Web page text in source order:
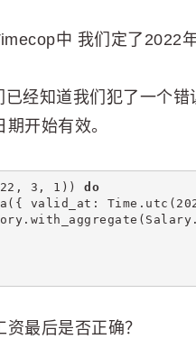
中 我们定了2022
经知道我们犯了一个
开始有效。
3, 1)) do
valid_at:
最后是否正确？